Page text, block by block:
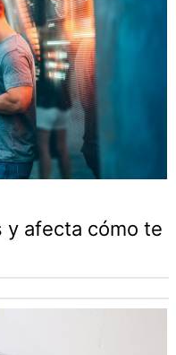
y afecta cómo te